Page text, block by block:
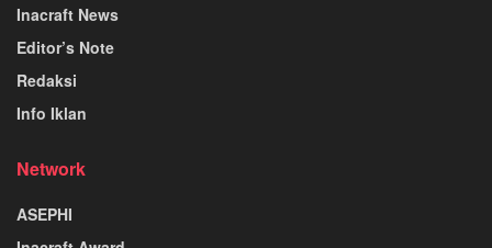
Inacraft News
Editor’s Note
Redaksi
Info Iklan
Network
ASEPHI